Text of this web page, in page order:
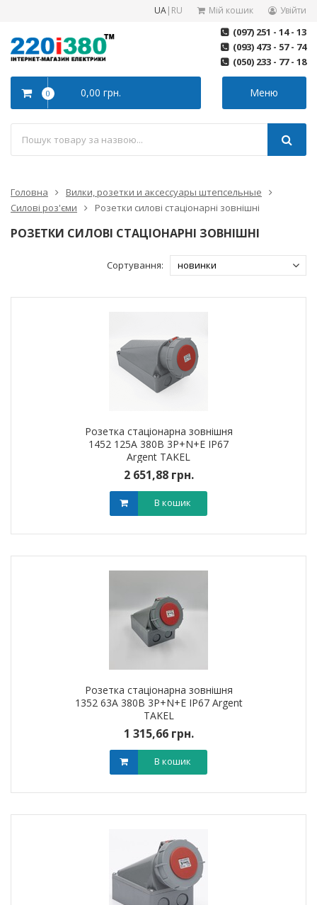
UA| RU Мій кошик Увійти
(097) 251 - 14 - 13
(093) 473 - 57 - 74
(050) 233 - 77 - 18
Меню
0 0,00 грн.
Головна
Вилки, розетки и аксессуары штепсельные
Силові роз'єми
Розетки силові стаціонарні зовнішні
РОЗЕТКИ СИЛОВІ СТАЦІОНАРНІ ЗОВНІШНІ
Сортування:
Розетка стаціонарна зовнішня
1452 125А 380В 3Р+N+Е IP67
Argent TAKEL
2 651,88 грн.
В кошик
Розетка стаціонарна зовнішня
1352 63А 380В 3Р+N+Е IP67 Argent
TAKEL
1 315,66 грн.
В кошик